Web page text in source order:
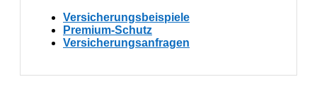
Versicherungsbeispiele
Premium-Schutz
Versicherungsanfragen